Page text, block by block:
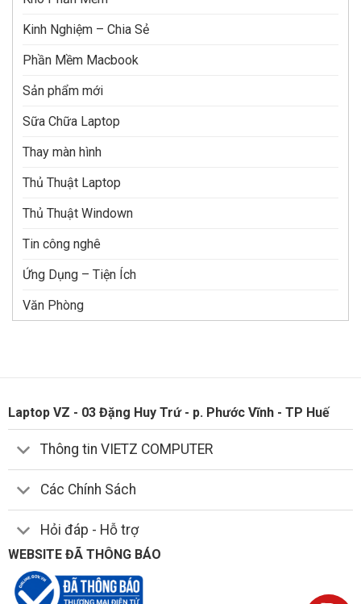
Kinh Nghiệm – Chia Sẻ
Phần Mềm Macbook
Sản phẩm mới
Sữa Chữa Laptop
Thay màn hình
Thủ Thuật Laptop
Thủ Thuật Windown
Tin công nghê
Ứng Dụng – Tiện Ích
Văn Phòng
Laptop VZ - 03 Đặng Huy Trứ - p. Phước Vĩnh - TP Huế
Thông tin VIETZ COMPUTER
Các Chính Sách
Hỏi đáp - Hỗ trợ
WEBSITE ĐÃ THÔNG BÁO